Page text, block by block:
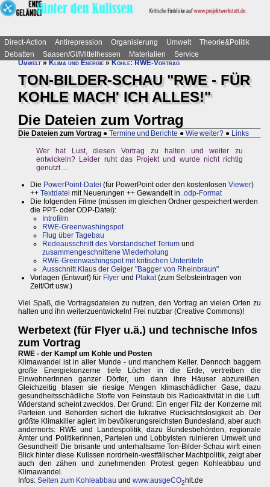
Direct-Action Antirepression Organisierung Umwelt
Theorie&Politik
Debatten
Saasen/GI/Mittelhessen Materialien
Service
Umwelt»Klima und Energie»Kohle: RWE-Vortrag
TON-BILDER-SCHAU "RWE - FÜR
KOHLE MACH' ICH ALLES!"
Die Dateien zum Vortrag
Die Dateien zum Vortrag ● Termine und Berichte ● Wie weiter? ● Links
Wer hat Lust, diesen Vortrag zu halten und weiter zu
entwickeln? Leider ruht das Projekt und wurde nicht richtig
genutzt ...
Die PowerPoint-Datei (für PowerPoint oder den kostenlosen Viewer)
++ Textdatei mit Neuerungen ++ Gewandelt in .odp-Format
Die folgenden Filme (müssen im gleichen Ordner gespeichert werden
die PPT- oder ODP-Datei):
Introfilm
RWE-Greenwashingspot
Flug über Tagebau
Redeausschnitt des Vorstandschef Terium und
zusammengeschnittene Wiederholung
RWE-Greenwashingspot mit kritischen Untertiteln
Ausschnitt Klaus der Geiger "Bagger von Rheinbraun"
Vorlagen (Entwurf) für Flyer und Plakat(zum Selbsteintragen von
Zeit/Ort usw.)
Viel Spaß, die Vortragsdateien zu nutzen, den Vortrag an vielen Orten zu
halten und ihn weiterzuentwickeln! Frei nutzbar (Creative Commons)!
Werbetext (für Flyer u.ä.) und technische Infos
zum Vortrag
RWE - der Kampf um Kohle und Posten
Klimawandel ist in aller Munde - und manchem Keller. Dennoch baggern
große Energiekonzerne tiefe Löcher in die Erde, vertreiben die
EinwohnerInnen ganzer Dörfer, um dann ihre Häuser abzureißen.
Gleichzeitig blasen sie riesige Mengen klimaschädlicher Gase, dazu
gesundheitsschädliche Stoffe von Feinstaub bis Radioaktivität in die Luft.
Widerstand scheint zwecklos. Der Grund: Ein enger Filz der Konzerne mit
Parteien und Behörden sichert die lukrative Rücksichtslosigkeit ab. Der
größte Klimakiller agiert im bevölkerungsreichsten Bundesland, aber auch
andernorts: RWE und Landespolitik, dazu Bundesbehörden, regionale
Ämter und PolitikerInnen, Parteien und Lobbyisten ruinieren Umwelt und
Gesundheit! Die brisante und unterhaltsame Ton-Bilder-Schau wirft einen
Blick hinter diese Kulissen nordrhein-westfälischer Machtpolitik, zeigt aber
auch den zähen und zunehmenden Protest gegen Kohleabbau und
Klimawandel.
Infos: Seiten zum Kohleabbau und www.ausgeCO2 hlt.de